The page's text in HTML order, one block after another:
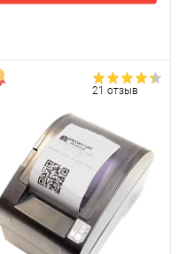
21 отзыв